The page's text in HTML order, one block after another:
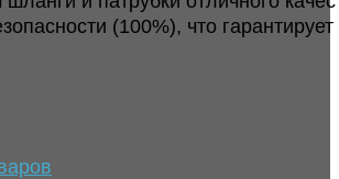
(100%), что